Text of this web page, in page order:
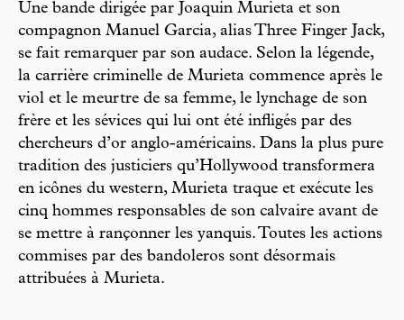
Une bande dirigée par Joaquin Murieta et son
compagnon Manuel Garcia, alias Three Finger Jack,
se fait remarquer par son audace. Selon la légende,
la carrière criminelle de Murieta commence après le
viol et le meurtre de sa femme, le lynchage de son
frère et les sévices qui lui ont été infligés par des
chercheurs d’or anglo-américains. Dans la plus pure
tradition des justiciers qu’Hollywood transformera
en icônes du western, Murieta traque et exécute les
cinq hommes responsables de son calvaire avant de
se mettre à rançonner les yanquis. Toutes les actions
commises par des bandoleros sont désormais
attribuées à Murieta.